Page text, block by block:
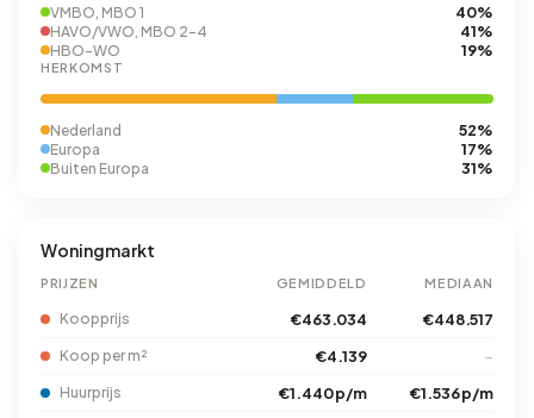
VMBO, MBO 1 40%
HAVO/VWO, MBO 2-4 41%
HBO-WO 19%
HERKOMST
Nederland 52%
Europa 17%
Buiten Europa 31%
Woningmarkt
PRIJZEN GEMIDDELD MEDIAAN
Koopprijs €463.034 €448.517
Koop per m² €4.139 –
Huurprijs €1.440 p/m €1.536 p/m